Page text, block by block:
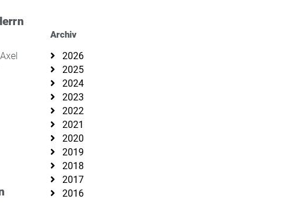
Archiv
2026
2025
2024
2023
2022
2021
2020
2019
2018
2017
2016